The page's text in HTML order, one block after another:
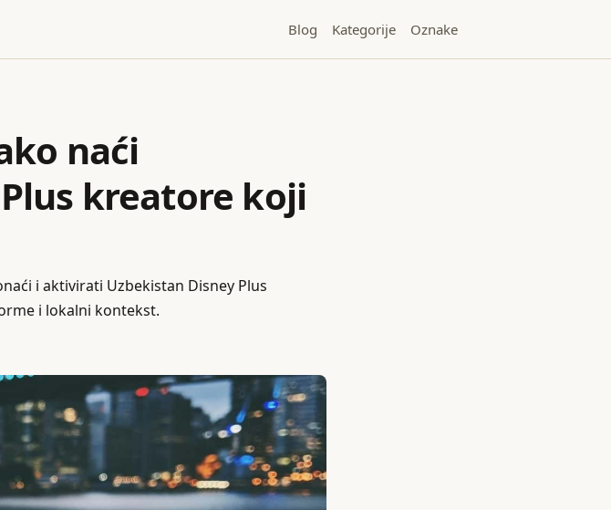
Blog Kategorije Oznake
naći
kreatore koji
i aktivirati Uzbekistan Disney Plus
i lokalni kontekst.